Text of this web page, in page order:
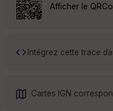
Afficher le
Intégrez cette trace
Cartes IGN